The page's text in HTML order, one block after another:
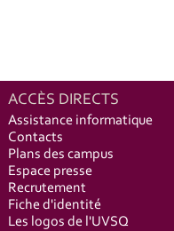
ACCÈS DIRECTS
Assistance informatique
Contacts
Plans des campus
Espace presse
Recrutement
Fiche d'identité
Les logos de l'UVSQ